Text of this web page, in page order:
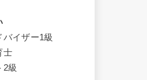
イザー1級
士
2級